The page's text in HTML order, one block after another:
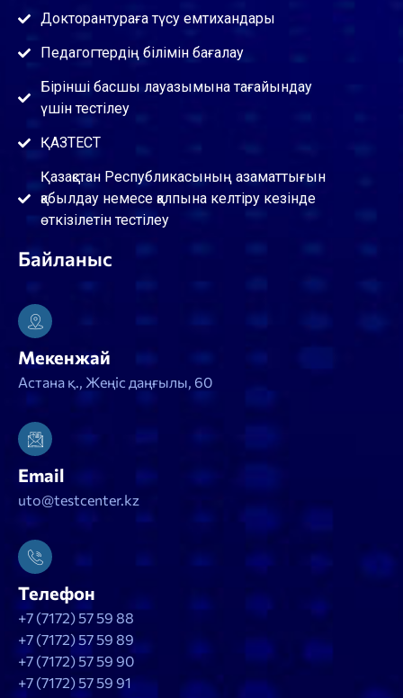
Докторантураға түсу емтихандары
Педагогтердің білімін бағалау
Бірінші басшы лауазымына тағайындау
үшін тестілеу
ҚАЗТЕСТ
Қазақстан Республикасының азаматтығын
қабылдау немесе қалпына келтіру кезінде
өткізілетін тестілеу
Байланыс
Мекенжай
Астана қ., Жеңіс даңғылы, 60
Email
uto@testcenter.kz
Телефон
+7 (7172) 57 59 88
+7 (7172) 57 59 89
+7 (7172) 57 59 90
+7 (7172) 57 59 91